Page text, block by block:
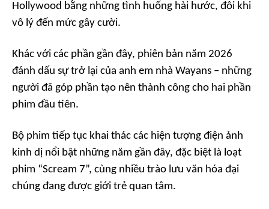
Hollywood bằng những tình huống hài hước, đôi khi
vô lý đến mức gây cười.
Khác với các phần gần đây, phiên bản năm 2026
đánh dấu sự trở lại của anh em nhà Wayans – những
người đã góp phần tạo nên thành công cho hai phần
phim đầu tiên.
Bộ phim tiếp tục khai thác các hiện tượng điện ảnh
kinh dị nổi bật những năm gần đây, đặc biệt là loạt
phim “Scream 7”, cùng nhiều trào lưu văn hóa đại
chúng đang được giới trẻ quan tâm.